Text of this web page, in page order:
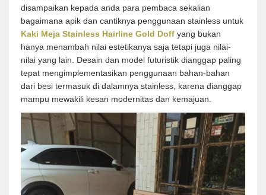
disampaikan kepada anda para pembaca sekalian
bagaimana apik dan cantiknya penggunaan stainless untuk
Kaki Meja Stainless Hairline Gold Doff yang bukan
hanya menambah nilai estetikanya saja tetapi juga nilai-
nilai yang lain. Desain dan model futuristik dianggap paling
tepat mengimplementasikan penggunaan bahan-bahan
dari besi termasuk di dalamnya stainless, karena dianggap
mampu mewakili kesan modernitas dan kemajuan.